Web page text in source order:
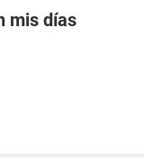
mis días